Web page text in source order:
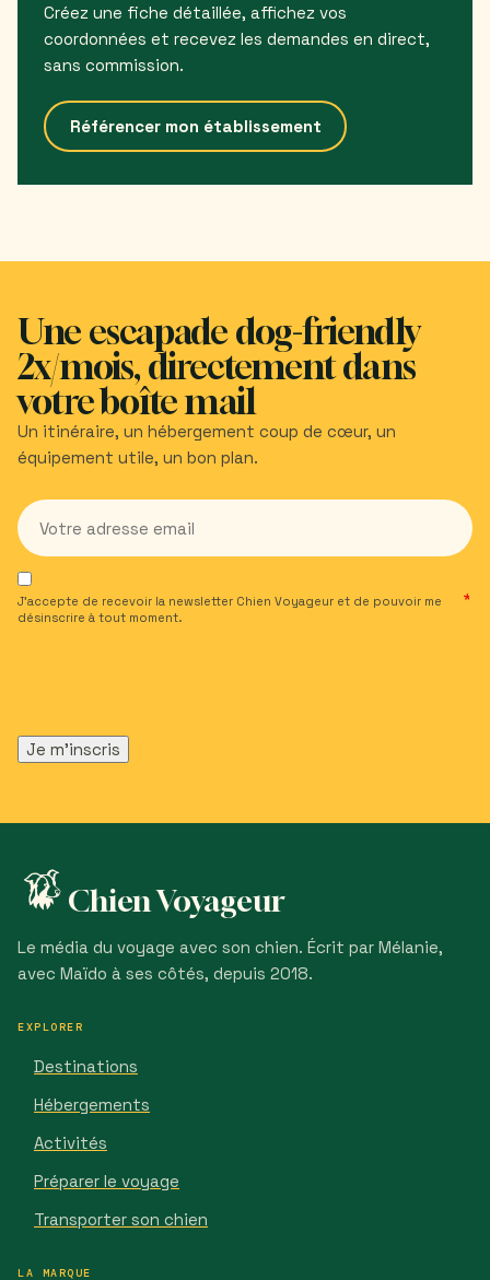
Créez une fiche détaillée, affichez vos
coordonnées et recevez les demandes en direct,
sans commission.
Référencer mon établissement
Une escapade dog-friendly
2x/mois, directement dans
votre boîte mail
Un itinéraire, un hébergement coup de cœur, un
équipement utile, un bon plan.
J’accepte de recevoir la newsletter Chien Voyageur et de pouvoir me
désinscrire à tout moment.
Chien Voyageur
Le média du voyage avec son chien. Écrit par Mélanie,
avec Maïdo à ses côtés, depuis 2018.
EXPLORER
Destinations
Hébergements
Activités
Préparer le voyage
Transporter son chien
LA MARQUE